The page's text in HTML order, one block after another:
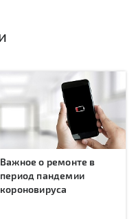
Важное о ремонте в
период пандемии
короновируса